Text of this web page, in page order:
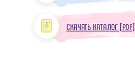
СКАЧАТЬ КАТАЛОГ [PDF]